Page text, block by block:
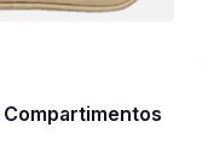
Compartimentos